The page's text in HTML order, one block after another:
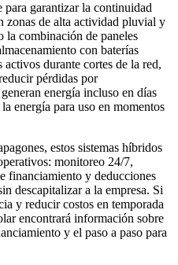
para garantizar la continuidad
zonas de alta actividad pluvial y
combinación de paneles
con baterías
durante cortes de la red,
pérdidas por
energía incluso en días
energía para uso en momentos
estos sistemas híbridos
monitoreo 24/7,
financiamiento y deducciones
descapitalizar a la empresa. Si
y reducir costos en temporada
encontrará información sobre
y el paso a paso para